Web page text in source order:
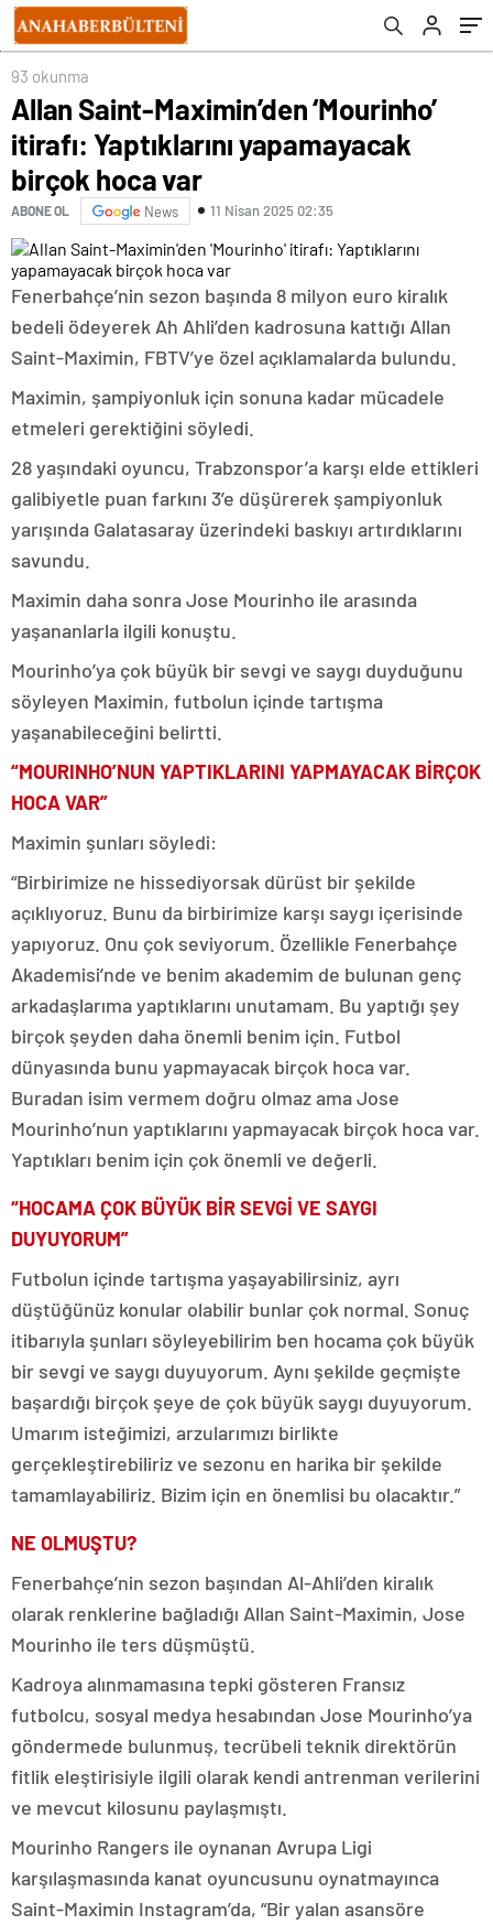
93 okunma
Allan Saint-Maximin’den ‘Mourinho’
itirafı: Yaptıklarını yapamayacak
birçok hoca var
ABONE OL News 11 Nisan 2025 02:35
Fenerbahçe’nin sezon başında 8 milyon euro kiralık
bedeli ödeyerek Ah Ahli’den kadrosuna kattığı Allan
Saint-Maximin, FBTV’ye özel açıklamalarda bulundu.
Maximin, şampiyonluk için sonuna kadar mücadele
etmeleri gerektiğini söyledi.
28 yaşındaki oyuncu, Trabzonspor’a karşı elde ettikleri
galibiyetle puan farkını 3’e düşürerek şampiyonluk
yarışında Galatasaray üzerindeki baskıyı artırdıklarını
savundu.
Maximin daha sonra Jose Mourinho ile arasında
yaşananlarla ilgili konuştu.
Mourinho’ya çok büyük bir sevgi ve saygı duyduğunu
söyleyen Maximin, futbolun içinde tartışma
yaşanabileceğini belirtti.
“MOURINHO’NUN YAPTIKLARINI YAPMAYACAK BİRÇOK
HOCA VAR”
Maximin şunları söyledi:
“Birbirimize ne hissediyorsak dürüst bir şekilde
açıklıyoruz. Bunu da birbirimize karşı saygı içerisinde
yapıyoruz. Onu çok seviyorum. Özellikle Fenerbahçe
Akademisi’nde ve benim akademim de bulunan genç
arkadaşlarıma yaptıklarını unutamam. Bu yaptığı şey
birçok şeyden daha önemli benim için. Futbol
dünyasında bunu yapmayacak birçok hoca var.
Buradan isim vermem doğru olmaz ama Jose
Mourinho’nun yaptıklarını yapmayacak birçok hoca var.
Yaptıkları benim için çok önemli ve değerli.
“HOCAMA ÇOK BÜYÜK BİR SEVGİ VE SAYGI
DUYUYORUM”
Futbolun içinde tartışma yaşayabilirsiniz, ayrı
düştüğünüz konular olabilir bunlar çok normal. Sonuç
itibarıyla şunları söyleyebilirim ben hocama çok büyük
bir sevgi ve saygı duyuyorum. Aynı şekilde geçmişte
başardığı birçok şeye de çok büyük saygı duyuyorum.
Umarım isteğimizi, arzularımızı birlikte
gerçekleştirebiliriz ve sezonu en harika bir şekilde
tamamlayabiliriz. Bizim için en önemlisi bu olacaktır.”
NE OLMUŞTU?
Fenerbahçe’nin sezon başından Al-Ahli’den kiralık
olarak renklerine bağladığı Allan Saint-Maximin, Jose
Mourinho ile ters düşmüştü.
Kadroya alınmamasına tepki gösteren Fransız
futbolcu, sosyal medya hesabından Jose Mourinho’ya
göndermede bulunmuş, tecrübeli teknik direktörün
fitlik eleştirisiyle ilgili olarak kendi antrenman verilerini
ve mevcut kilosunu paylaşmıştı.
Mourinho Rangers ile oynanan Avrupa Ligi
karşılaşmasında kanat oyuncusunu oynatmayınca
Saint-Maximin Instagram’da, “Bir yalan asansöre